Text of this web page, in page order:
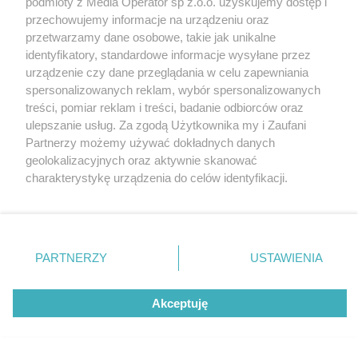
Tarnowskie Góry
Ruda Śląska
Świętochłowice
Tychy
Bytom
Katowice
Gliwice
Zabrze
Zagłębie
Newsletter
Reklama
przechowujemy informacje na urządzeniu oraz
przetwarzamy dane osobowe, takie jak unikalne
identyfikatory, standardowe informacje wysyłane przez
urządzenie czy dane przeglądania w celu zapewniania
spersonalizowanych reklam, wybór spersonalizowanych
treści, pomiar reklam i treści, badanie odbiorców oraz
ulepszanie usług. Za zgodą Użytkownika my i Zaufani
Partnerzy możemy używać dokładnych danych
geolokalizacyjnych oraz aktywnie skanować
charakterystykę urządzenia do celów identyfikacji.
zmienić/wycofać klikając przycisk ustawień prywatności
znajdujący się w lewym dolnym rogu strony
rodzaje przetwarzania danych nie wymagają zgody
użytkownika, ale masz prawo sprzeciwić się takiemu
przetwarzaniu. Preferencje będą miały zastosowania tylko
PARTNERZY USTAWIENIA
Akceptuję